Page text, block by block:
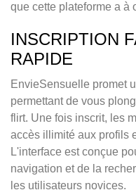
que cette plateforme a à
INSCRIPTION
RAPIDE
EnvieSensuelle promet
permettant de vous
flirt. Une fois inscrit, les
accès illimité aux profils
L'interface est conçue
navigation et de la
les utilisateurs novices.